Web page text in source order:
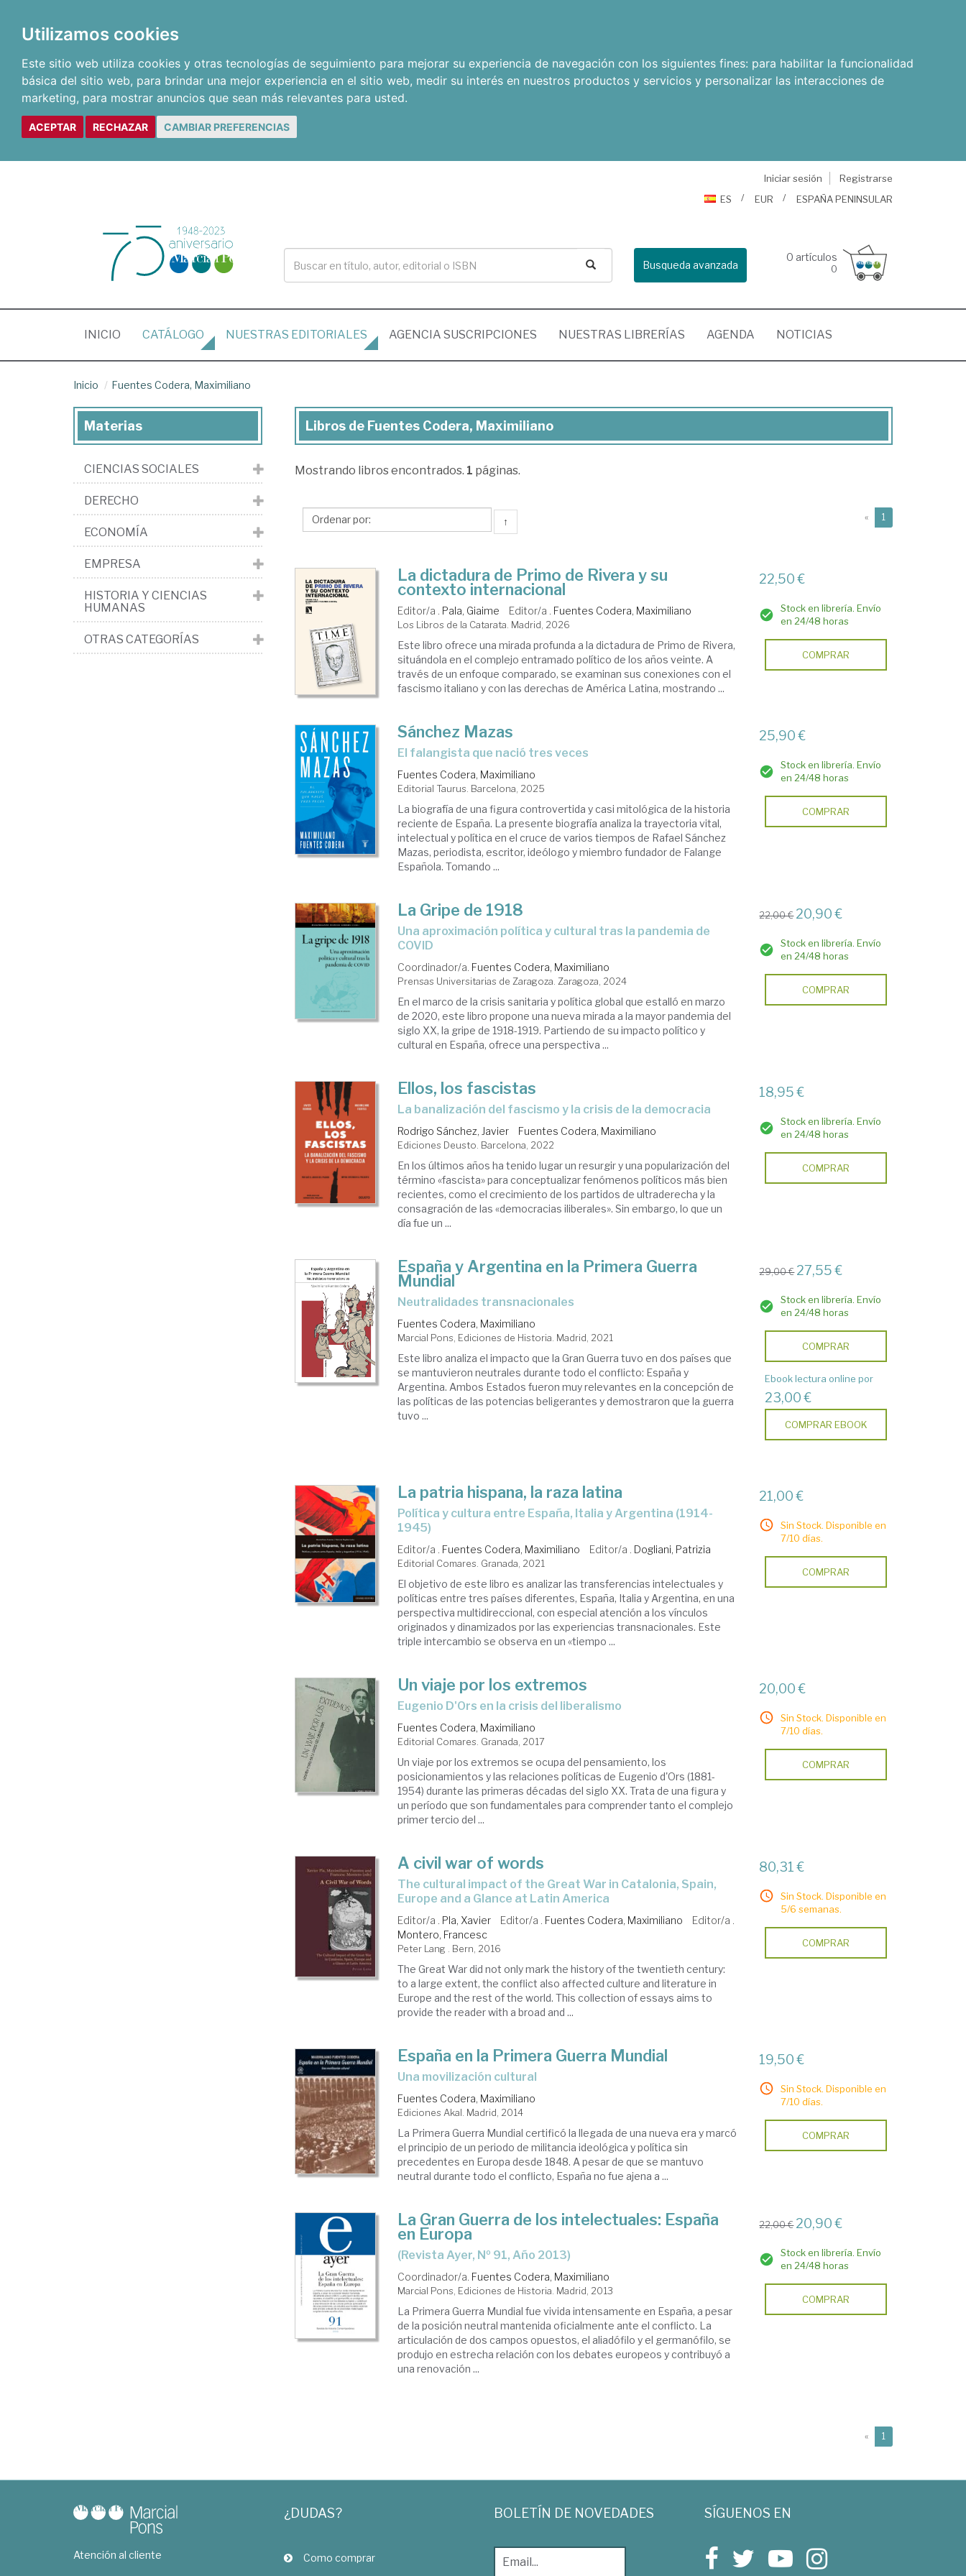
Utilizamos cookies
Este sitio web utiliza cookies y otras tecnologías de seguimiento para mejorar su experiencia de navegación con los siguientes fines: para habilitar la funcionalidad
básica del sitio web, para brindar una mejor experiencia en el sitio web, medir su interés en nuestros productos y servicios y personalizar las interacciones de
marketing, para mostrar anuncios que sean más relevantes para usted.
ACEPTAR RECHAZAR CAMBIAR PREFERENCIAS
Iniciar sesión
Registrarse
ES
EUR ESPAÑA PENINSULAR
Busqueda avanzada
0 artículos
0
INICIO (CURRENT)
CATÁLOGO NUESTRAS EDITORIALES AGENCIA SUSCRIPCIONES NUESTRAS LIBRERÍAS AGENDA NOTICIAS
Inicio Fuentes Codera, Maximiliano
Libros
Fuentes
Maximiliano
Libros de Fuentes Codera, Maximiliano
Mostrando libros encontrados. 1 páginas.
↑ « 1
La dictadura de Primo de Rivera y su
contexto internacional
Editor/a . Pala, Giaime Editor/a . Fuentes Codera, Maximiliano
Los Libros de la Catarata. Madrid, 2026
Este libro ofrece una mirada profunda a la dictadura de Primo de Rivera,
situándola en el complejo entramado político de los años veinte. A
través de un enfoque comparado, se examinan sus conexiones con el
fascismo italiano y con las derechas de América Latina, mostrando ...
22,50 €
Stock en librería. Envío
en 24/48 horas
COMPRAR
Sánchez Mazas
El falangista que nació tres veces
Fuentes Codera, Maximiliano
Editorial Taurus. Barcelona, 2025
La biografía de una figura controvertida y casi mitológica de la historia
reciente de España. La presente biografía analiza la trayectoria vital,
intelectual y política en el cruce de varios tiempos de Rafael Sánchez
Mazas, periodista, escritor, ideólogo y miembro fundador de Falange
Española. Tomando ...
25,90 €
Stock en librería. Envío
en 24/48 horas
COMPRAR
La Gripe de 1918
Una aproximación política y cultural tras la pandemia de
COVID
Coordinador/a. Fuentes Codera, Maximiliano
Prensas Universitarias de Zaragoza. Zaragoza, 2024
En el marco de la crisis sanitaria y política global que estalló en marzo
de 2020, este libro propone una nueva mirada a la mayor pandemia del
siglo XX, la gripe de 1918-1919. Partiendo de su impacto político y
cultural en España, ofrece una perspectiva ...
22,00 € 20,90 €
Stock en librería. Envío
en 24/48 horas
COMPRAR
Ellos, los fascistas
la banalización del fascismo y la crisis de la democracia
Rodrigo Sánchez, Javier Fuentes Codera, Maximiliano
Ediciones Deusto. Barcelona, 2022
En los últimos años ha tenido lugar un resurgir y una popularización del
término «fascista» para conceptualizar fenómenos políticos más bien
recientes, como el crecimiento de los partidos de ultraderecha y la
consagración de las «democracias iliberales». Sin embargo, lo que un
día fue un ...
18,95 €
Stock en librería. Envío
en 24/48 horas
COMPRAR
España y Argentina en la Primera Guerra
Mundial
Neutralidades transnacionales
Fuentes Codera, Maximiliano
Marcial Pons, Ediciones de Historia. Madrid, 2021
Este libro analiza el impacto que la Gran Guerra tuvo en dos países que
se mantuvieron neutrales durante todo el conflicto: España y
Argentina. Ambos Estados fueron muy relevantes en la concepción de
las políticas de las potencias beligerantes y demostraron que la guerra
tuvo ...
29,00 € 27,55 €
Stock en librería. Envío
en 24/48 horas
COMPRAR
Ebook lectura online por
23,00 €
COMPRAR EBOOK
La patria hispana, la raza latina
política y cultura entre España, Italia y Argentina (1914-
1945)
Editor/a . Fuentes Codera, Maximiliano Editor/a . Dogliani, Patrizia
Editorial Comares. Granada, 2021
El objetivo de este libro es analizar las transferencias intelectuales y
políticas entre tres países diferentes, España, Italia y Argentina, en una
perspectiva multidireccional, con especial atención a los vínculos
originados y dinamizados por las experiencias transnacionales. Este
triple intercambio se observa en un «tiempo ...
21,00 €
Sin Stock. Disponible en
7/10 días.
COMPRAR
Un viaje por los extremos
Eugenio D'Ors en la crisis del liberalismo
Fuentes Codera, Maximiliano
Editorial Comares. Granada, 2017
Un viaje por los extremos se ocupa del pensamiento, los
posicionamientos y las relaciones políticas de Eugenio d'Ors (1881-
1954) durante las primeras décadas del siglo XX. Trata de una figura y
un período que son fundamentales para comprender tanto el complejo
primer tercio del ...
20,00 €
Sin Stock. Disponible en
7/10 días.
COMPRAR
A civil war of words
the cultural impact of the Great War in Catalonia, Spain,
Europe and a Glance at Latin America
Editor/a . Pla, Xavier Editor/a . Fuentes Codera, Maximiliano
Editor/a .
Montero, Francesc
Peter Lang . Bern, 2016
The Great War did not only mark the history of the twentieth century:
to a large extent, the conflict also affected culture and literature in
Europe and the rest of the world. This collection of essays aims to
provide the reader with a broad and ...
80,31 €
Sin Stock. Disponible en
5/6 semanas.
COMPRAR
España en la Primera Guerra Mundial
una movilización cultural
Fuentes Codera, Maximiliano
Ediciones Akal. Madrid, 2014
La Primera Guerra Mundial certificó la llegada de una nueva era y marcó
el principio de un periodo de militancia ideológica y política sin
precedentes en Europa desde 1848. A pesar de que se mantuvo
neutral durante todo el conflicto, España no fue ajena a ...
19,50 €
Sin Stock. Disponible en
7/10 días.
COMPRAR
La Gran Guerra de los intelectuales: España
en Europa
(Revista Ayer, Nº 91, Año 2013)
Coordinador/a. Fuentes Codera, Maximiliano
Marcial Pons, Ediciones de Historia. Madrid, 2013
La Primera Guerra Mundial fue vivida intensamente en España, a pesar
de la posición neutral mantenida oficialmente ante el conflicto. La
articulación de dos campos opuestos, el aliadófilo y el germanófilo, se
produjo en estrecha relación con los debates europeos y contribuyó a
una renovación ...
22,00 € 20,90 €
Stock en librería. Envío
en 24/48 horas
COMPRAR
« 1
Materias
CIENCIAS SOCIALES
DERECHO
ECONOMÍA
EMPRESA
HISTORIA Y CIENCIAS
HUMANAS
OTRAS CATEGORÍAS
Atención al cliente
¿DUDAS?
Como comprar
BOLETÍN DE NOVEDADES SÍGUENOS EN